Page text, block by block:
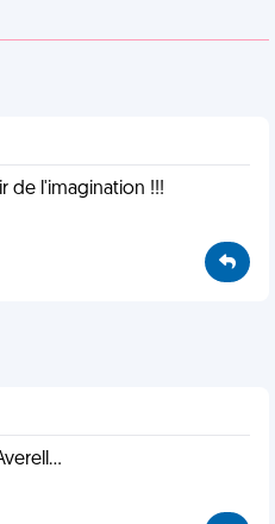
de l'imagination !!!